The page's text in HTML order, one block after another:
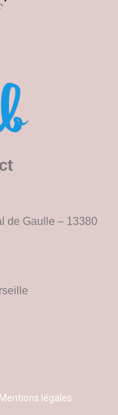
de Gaulle – 13380
Mentions légales